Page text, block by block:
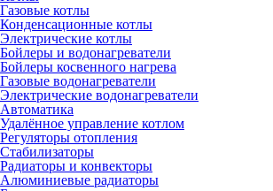
Газовые котлы
Конденсационные котлы
Электрические котлы
Бойлеры и водонагреватели
Бойлеры косвенного нагрева
Газовые водонагреватели
Электрические водонагреватели
Автоматика
Удалённое управление котлом
Регуляторы отопления
Стабилизаторы
Радиаторы и конвекторы
Алюминиевые радиаторы